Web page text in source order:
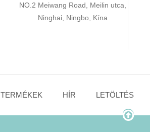
NO.2 Meiwang Road, Meilin utca,
Ninghai, Ningbo, Kína
TERMÉKEK HÍR LETÖLTÉS